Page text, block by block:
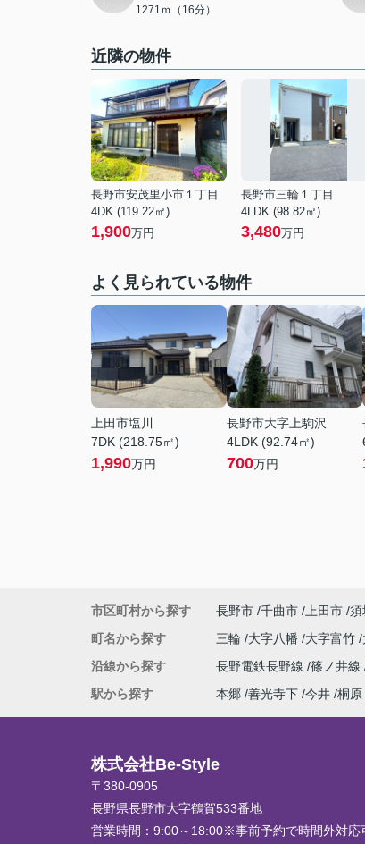
1271ｍ（16分）
近隣の物件
長野市安茂里小市１丁目
4DK (119.22㎡)
1,900万円
長野市三輪１丁目
4LDK (98.82㎡)
3,480万円
よく見られている物件
上田市塩川
7DK (218.75㎡)
1,990万円
長野市大字上駒沢
4LDK (92.74㎡)
700万円
市区町村から探す 長野市 千曲市 上田市 須
町名から探す
三輪 大字八幡 大字富竹
沿線から探す
長野電鉄長野線 篠ノ井線
駅から探す
本郷 善光寺下 今井 桐原
株式会社Be-Style
〒380-0905
長野県長野市大字鶴賀533番地
営業時間： 9:00～18:00※事前予約で時間外対応